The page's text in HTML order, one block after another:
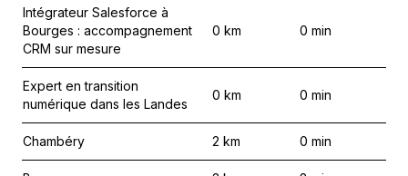
Intégrateur Salesforce à
Bourges : accompagnement
CRM sur mesure
0 km 0 min
Expert en transition
numérique dans les Landes
0 km 0 min
Chambéry 2 km 0 min